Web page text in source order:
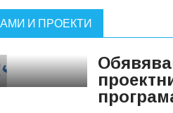
И ПРОЕКТИ